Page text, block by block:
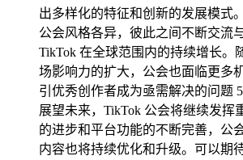
出多样化的特征和创新的发展模式
公会风格各异，彼此之间不断交流
TikTok 在全球范围内的持续增长。
场影响力的扩大，公会也面临更多
引优秀创作者成为亟需解决的问题
展望未来，TikTok 公会将继续发挥
的进步和平台功能的不断完善，公
内容也将持续优化和升级。可以期